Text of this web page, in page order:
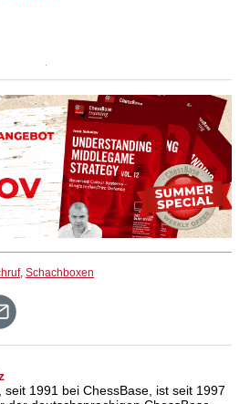
, Schachboxen
seit 1991 bei ChessBase, ist seit 1997